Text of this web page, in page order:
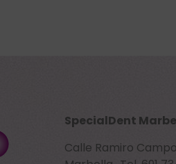
SpecialDent
Calle Ramiro